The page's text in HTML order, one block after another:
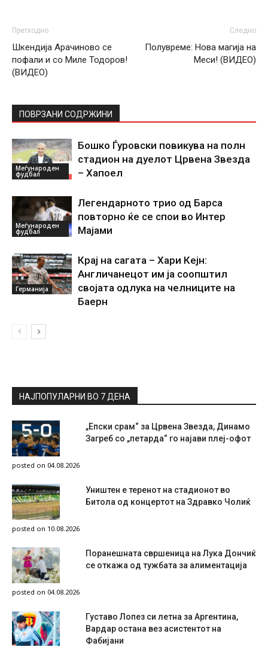
Претходно
Шкендија Арачиново се
пофали и со Миле Тодоров!
(ВИДЕО)
Следно
Полувреме: Нова магија на
Меси! (ВИДЕО)
ПОВРЗАНИ СОДРЖИНИ
Меѓународен
фудбал
Бошко Ѓуровски повикува на полн
стадион на дуелот Црвена Звезда
– Хапоел
Меѓународен
фудбал
Легендарното трио од Барса
повторно ќе се спои во Интер
Мајами
Германија
Крај на сагата – Хари Кејн:
Англичанецот им ја соопштил
својата одлука на челниците на
Баерн
НАЈПОПУЛАРНИ ВО 7 ДЕНА
„Епски срам“ за Црвена Звезда, Динамо
Загреб со „петарда“ го најави плеј-офот
posted on 04.08.2026
Уништен е теренот на стадионот во
Битола од концертот на Здравко Чолиќ
posted on 10.08.2026
Поранешната свршеница на Лука Дончиќ
се откажа од тужбата за алиментација
posted on 04.08.2026
Густаво Лопез си летна за Аргентина,
Вардар остана вез асистентот на
Фабијани